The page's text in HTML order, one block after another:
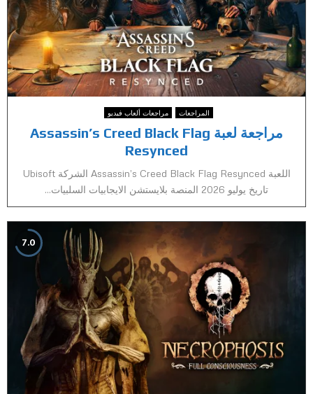
المراجعات مراجعات ألعاب فيديو
مراجعة لعبة Assassin’s Creed Black Flag
Resynced
اللعبة Assassin’s Creed Black Flag Resynced الشركة Ubisoft
تاريخ يوليو 2026 المنصة بلايستشن الايجابيات السلبيات...
7.0